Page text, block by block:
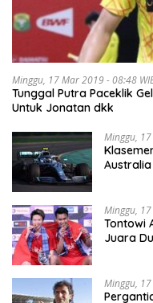
Minggu, 17 Mar 2019 - 08:48
Tunggal Putra Paceklik
Untuk Jonatan dkk
Minggu,
Australia
Minggu,
Tontowi
Juara
Minggu,